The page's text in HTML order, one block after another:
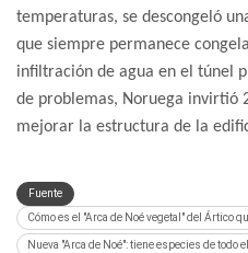
temperaturas, se descongeló
que siempre permanece
infiltración de agua en el túnel
de problemas, Noruega invirtió
mejorar la estructura de la
Fuente
Cómo es el "Arca de Noé vegetal" del Ártico
Nueva "Arca de Noé": tiene especies de todo